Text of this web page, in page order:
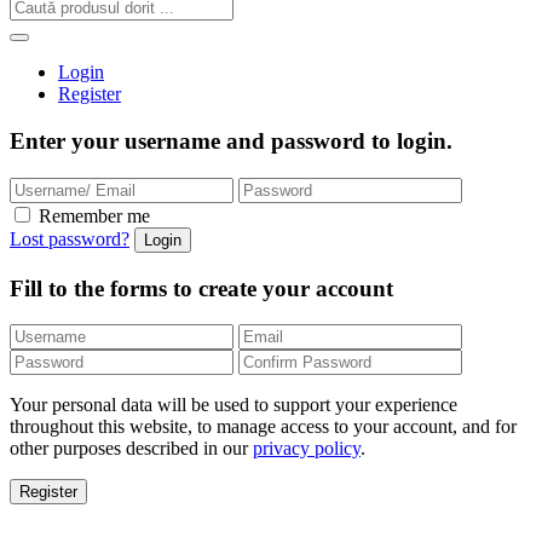
Login
Register
Enter your username and password to login.
Remember me
Lost password?
Fill to the forms to create your account
Your personal data will be used to support your experience
throughout this website, to manage access to your account, and for
other purposes described in ourprivacy policy.